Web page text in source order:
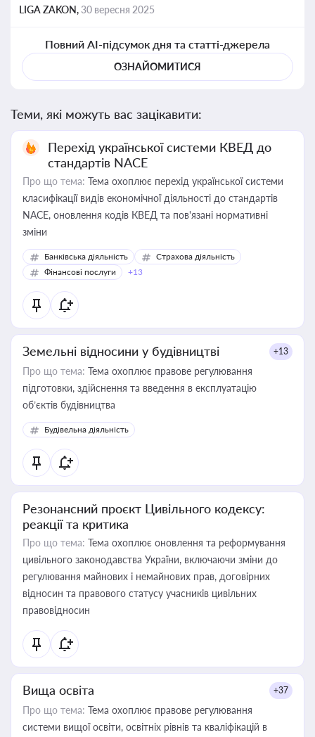
LIGA ZAKON,30 вересня 2025
Повний AI-підсумок дня та статті-джерела
ОЗНАЙОМИТИСЯ
Теми, які можуть вас зацікавити:
Перехід української системи КВЕД до
стандартів NACE
Про що тема: Тема охоплює перехід української системи
класифікації видів економічної діяльності до стандартів
NACE, оновлення кодів КВЕД та пов'язані нормативні
зміни
Банківська діяльність
Страхова діяльність
Фінансові послуги
+13
Земельні відносини у будівництві +13
Про що тема: Тема охоплює правове регулювання
підготовки, здійснення та введення в експлуатацію
об’єктів будівництва
Будівельна діяльність
Резонансний проєкт Цивільного кодексу:
реакції та критика
Про що тема: Тема охоплює оновлення та реформування
цивільного законодавства України, включаючи зміни до
регулювання майнових і немайнових прав, договірних
відносин та правового статусу учасників цивільних
правовідносин
Вища освіта +37
Про що тема: Тема охоплює правове регулювання
системи вищої освіти, освітніх рівнів та кваліфікацій в